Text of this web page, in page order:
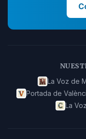
La Voz de
Portada de
La